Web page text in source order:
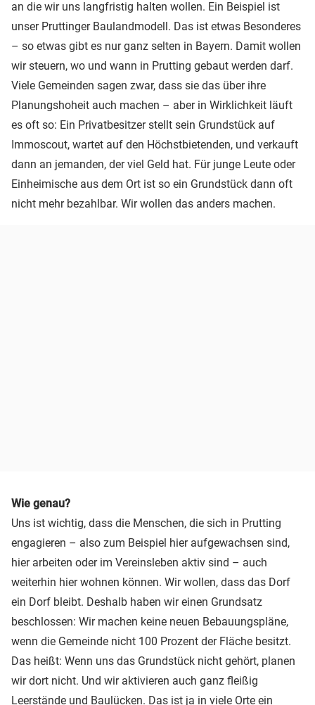
an die wir uns langfristig halten wollen. Ein Beispiel ist
unser Pruttinger Baulandmodell. Das ist etwas Besonderes
– so etwas gibt es nur ganz selten in Bayern. Damit wollen
wir steuern, wo und wann in Prutting gebaut werden darf.
Viele Gemeinden sagen zwar, dass sie das über ihre
Planungshoheit auch machen – aber in Wirklichkeit läuft
es oft so: Ein Privatbesitzer stellt sein Grundstück auf
Immoscout, wartet auf den Höchstbietenden, und verkauft
dann an jemanden, der viel Geld hat. Für junge Leute oder
Einheimische aus dem Ort ist so ein Grundstück dann oft
nicht mehr bezahlbar. Wir wollen das anders machen.
Wie genau?
Uns ist wichtig, dass die Menschen, die sich in Prutting
engagieren – also zum Beispiel hier aufgewachsen sind,
hier arbeiten oder im Vereinsleben aktiv sind – auch
weiterhin hier wohnen können. Wir wollen, dass das Dorf
ein Dorf bleibt. Deshalb haben wir einen Grundsatz
beschlossen: Wir machen keine neuen Bebauungspläne,
wenn die Gemeinde nicht 100 Prozent der Fläche besitzt.
Das heißt: Wenn uns das Grundstück nicht gehört, planen
wir dort nicht. Und wir aktivieren auch ganz fleißig
Leerstände und Baulücken. Das ist ja in viele Orte ein